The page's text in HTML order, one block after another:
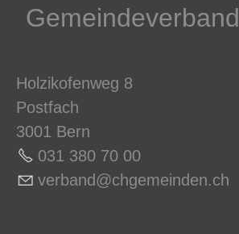
Gemeindeverband
Holzikofenweg 8
Postfach
3001 Bern
031 380 70 00
v rb nd chg m nd n ch